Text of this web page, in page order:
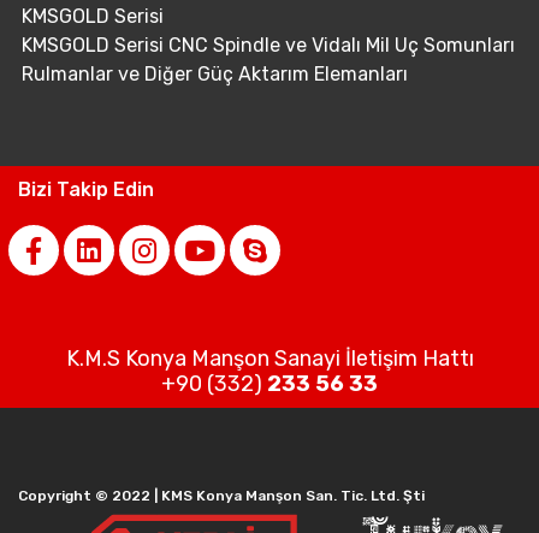
KMSGOLD Serisi
KMSGOLD Serisi CNC Spindle ve Vidalı Mil Uç Somunları
Rulmanlar ve Diğer Güç Aktarım Elemanları
Bizi Takip Edin
K.M.S Konya Manşon Sanayi İletişim Hattı
+90 (332) 233 56 33
Copyright © 2022 | KMS Konya Manşon San. Tic. Ltd. Şti